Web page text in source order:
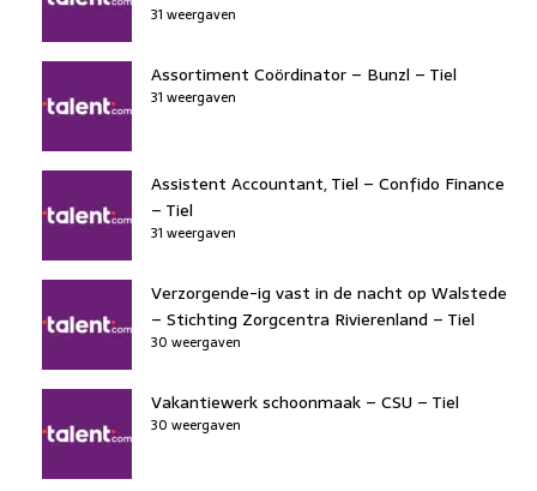
31 weergaven
Assortiment Coördinator – Bunzl – Tiel
31 weergaven
Assistent Accountant, Tiel – Confido Finance
– Tiel
31 weergaven
Verzorgende-ig vast in de nacht op Walstede
– Stichting Zorgcentra Rivierenland – Tiel
30 weergaven
Vakantiewerk schoonmaak – CSU – Tiel
30 weergaven